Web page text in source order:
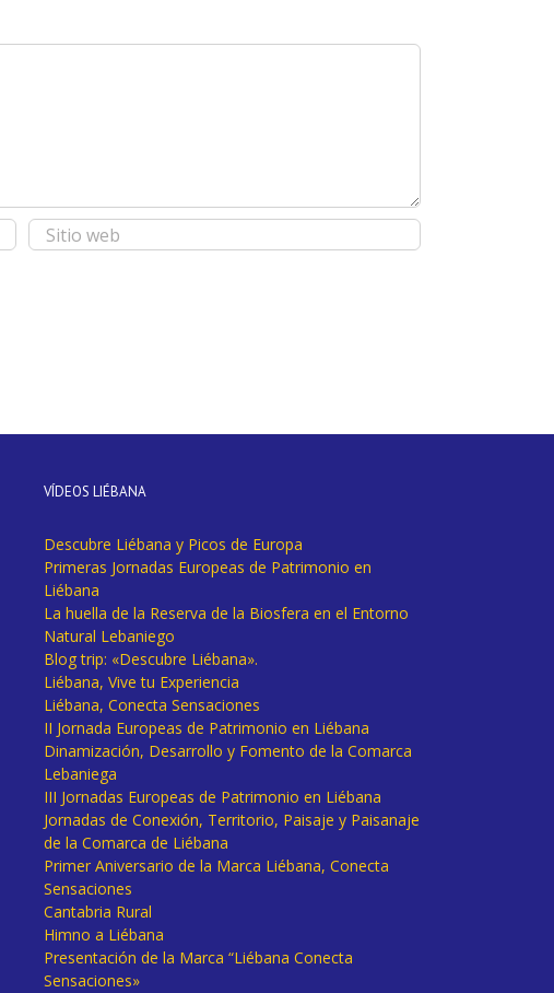
VÍDEOS LIÉBANA
Descubre Liébana y Picos de Europa
Primeras Jornadas Europeas de Patrimonio en
Liébana
La huella de la Reserva de la Biosfera en el Entorno
Natural Lebaniego
Blog trip: «Descubre Liébana».
Liébana, Vive tu Experiencia
Liébana, Conecta Sensaciones
II Jornada Europeas de Patrimonio en Liébana
Dinamización, Desarrollo y Fomento de la Comarca
Lebaniega
III Jornadas Europeas de Patrimonio en Liébana
Jornadas de Conexión, Territorio, Paisaje y Paisanaje
de la Comarca de Liébana
Primer Aniversario de la Marca Liébana, Conecta
Sensaciones
Cantabria Rural
Himno a Liébana
Presentación de la Marca “Liébana Conecta
Sensaciones»